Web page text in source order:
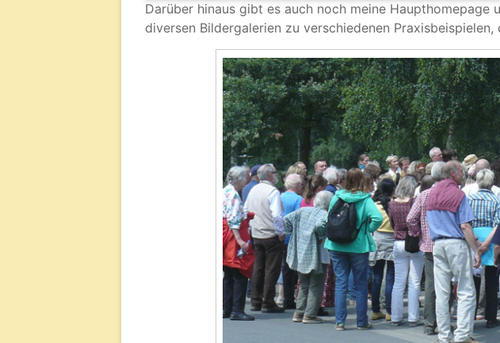
Darüber hinaus gibt es auch noch meine Haupthomepage
diversen Bildergalerien zu verschiedenen